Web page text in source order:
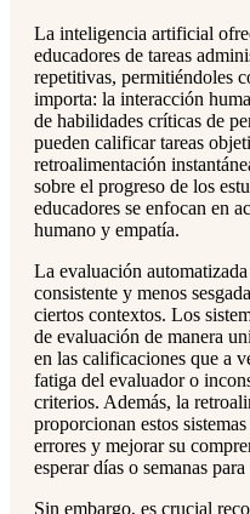
La inteligencia artificial
educadores de tareas
repetitivas, permitiéndoles
importa: la interacción
de habilidades críticas de
pueden calificar tareas
retroalimentación
sobre el progreso de los
educadores se enfocan en
humano y empatía.
La evaluación
consistente y menos
ciertos contextos. Los
de evaluación de manera
en las calificaciones que a
fatiga del evaluador o
criterios. Además, la
proporcionan estos
errores y mejorar su
esperar días o semanas
Sin embargo, es crucial